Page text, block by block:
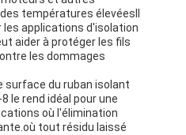
papier d'aluminium
papier d'emballage
papier d'aluminium
températures élevéesIl
applications d'isolation
aider à protéger les fils
les dommages
surface du ruban isolant
le rend idéal pour une
où l'élimination
tout résidu laissé